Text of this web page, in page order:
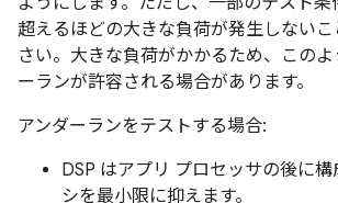
超えるほどの大きな負荷が発生しない
さい。大きな負荷がかかるため、この
ーランが許容される場合があります。
アンダーランをテストする場合:
DSP はアプリ プロセッサの後に
シを最小限に抑えます。